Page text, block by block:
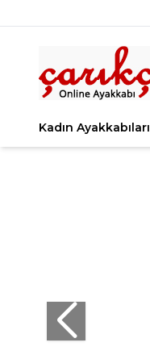
Kadın Ayakkabıları